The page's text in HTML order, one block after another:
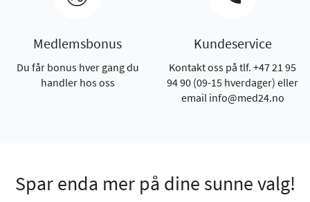
Medlemsbonus
Du får bonus hver gang du
handler hos oss
Kundeservice
Kontakt oss på tlf. +47 21 95
94 90 (09-15 hverdager) eller
email info@med24.no
Spar enda mer på dine sunne valg!